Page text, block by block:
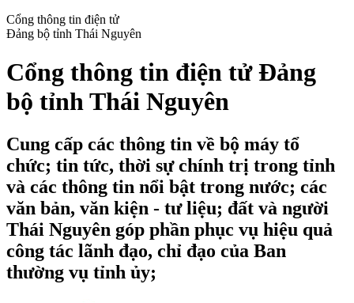
Cổng thông tin điện tử
Đảng bộ tỉnh Thái Nguyên
Cổng thông tin điện tử Đảng
bộ tỉnh Thái Nguyên
Cung cấp các thông tin về bộ máy tổ
chức; tin tức, thời sự chính trị trong tỉnh
và các thông tin nổi bật trong nước; các
văn bản, văn kiện - tư liệu; đất và người
Thái Nguyên góp phần phục vụ hiệu quả
công tác lãnh đạo, chỉ đạo của Ban
thường vụ tỉnh ủy;